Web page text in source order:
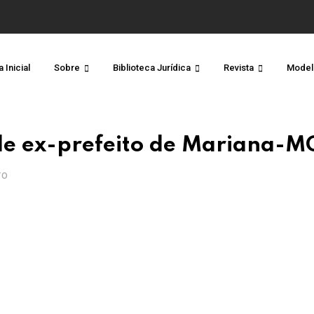
Inicial Sobre Biblioteca Jurídica Revista
ex-prefeito de Mariana-